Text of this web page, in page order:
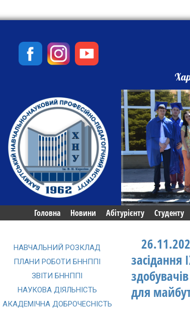
Головна Новини Абітурієнту Студенту
засідання
для
НАВЧАЛЬНИЙ РОЗКЛАД
ПЛАНИ РОБОТИ БННППІ
ЗВІТИ БННППІ
НАУКОВА ДІЯЛЬНІСТЬ
АКАДЕМІЧНА ДОБРОЧЕСНІСТЬ